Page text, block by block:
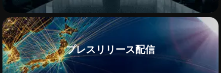
プレスリリース配信